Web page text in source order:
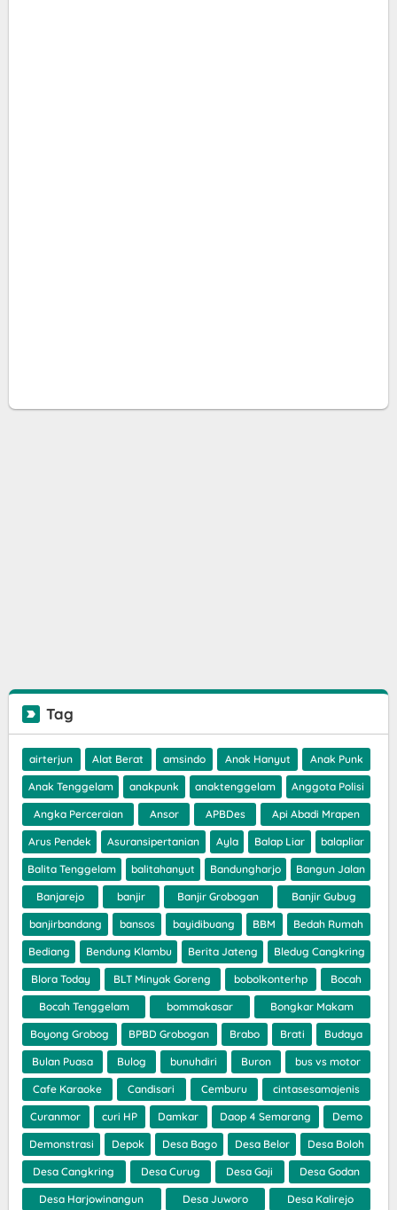
Tag
airterjun Alat Berat amsindo Anak Hanyut Anak Punk
Anak Tenggelam anakpunk anaktenggelam Anggota Polisi
Angka Perceraian Ansor APBDes Api Abadi Mrapen
Arus Pendek Asuransipertanian Ayla Balap Liar balapliar
Balita Tenggelam balitahanyut Bandungharjo Bangun Jalan
Banjarejo banjir Banjir Grobogan Banjir Gubug
banjirbandang bansos bayidibuang BBM Bedah Rumah
Bediang Bendung Klambu Berita Jateng Bledug Cangkring
Blora Today BLT Minyak Goreng bobolkonterhp Bocah
Bocah Tenggelam bommakasar Bongkar Makam
Boyong Grobog BPBD Grobogan Brabo Brati Budaya
Bulan Puasa Bulog bunuhdiri Buron bus vs motor
Cafe Karaoke Candisari Cemburu cintasesamajenis
Curanmor curi HP Damkar Daop 4 Semarang Demo
Demonstrasi Depok Desa Bago Desa Belor Desa Boloh
Desa Cangkring Desa Curug Desa Gaji Desa Godan
Desa Harjowinangun Desa Juworo Desa Kalirejo